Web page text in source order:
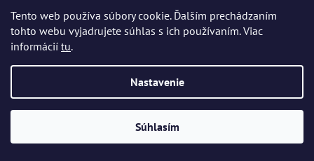
Tento web používa súbory cookie. Ďalším prechádzaním
tohto webu vyjadrujete súhlas s ich používaním. Viac
informácií tu.
Nastavenie
Súhlasím
DO KOŠÍKA